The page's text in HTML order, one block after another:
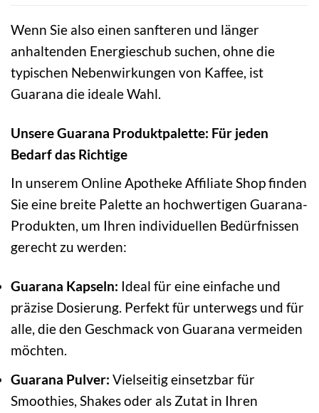
Wenn Sie also einen sanfteren und länger
anhaltenden Energieschub suchen, ohne die
typischen Nebenwirkungen von Kaffee, ist
Guarana die ideale Wahl.
Unsere Guarana Produktpalette: Für jeden
Bedarf das Richtige
In unserem Online Apotheke Affiliate Shop finden
Sie eine breite Palette an hochwertigen Guarana-
Produkten, um Ihren individuellen Bedürfnissen
gerecht zu werden:
Guarana Kapseln: Ideal für eine einfache und
präzise Dosierung. Perfekt für unterwegs und für
alle, die den Geschmack von Guarana vermeiden
möchten.
Guarana Pulver: Vielseitig einsetzbar für
Smoothies, Shakes oder als Zutat in Ihren